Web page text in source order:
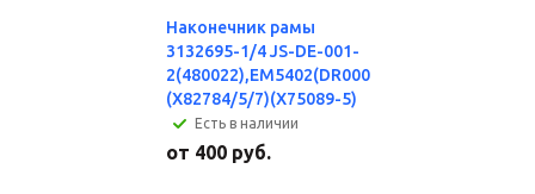
Наконечник рамы
3132695-1/4 JS-DE-001-
2(480022),EM5402(DR0004)480008
(X82784/5/7)(X75089-5)
Есть в наличии
от 400 руб.